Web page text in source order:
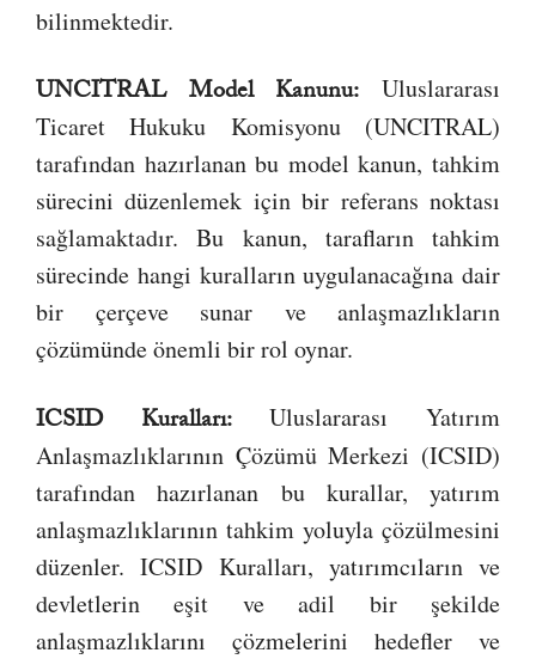
bilinmektedir.
UNCITRAL Model Kanunu:
Uluslararası
Ticaret Hukuku Komisyonu (UNCITRAL)
tarafından hazırlanan bu model kanun, tahkim
sürecini düzenlemek için bir referans noktası
sağlamaktadır. Bu kanun, tarafların tahkim
sürecinde hangi kuralların uygulanacağına dair
bir çerçeve sunar ve anlaşmazlıkların
çözümünde önemli bir rol oynar.
ICSID Kuralları:Uluslararası Yatırım
Anlaşmazlıklarının Çözümü Merkezi (ICSID)
tarafından hazırlanan bu kurallar, yatırım
anlaşmazlıklarının tahkim yoluyla çözülmesini
düzenler. ICSID Kuralları, yatırımcıların ve
devletlerin eşit ve adil bir şekilde
anlaşmazlıklarını çözmelerini hedefler ve